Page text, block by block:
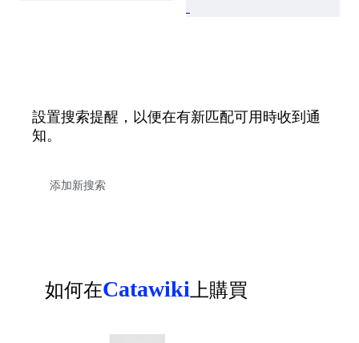
設置搜索提醒，以便在有新匹配可用時收到通
知。
如何在Catawiki 上購買